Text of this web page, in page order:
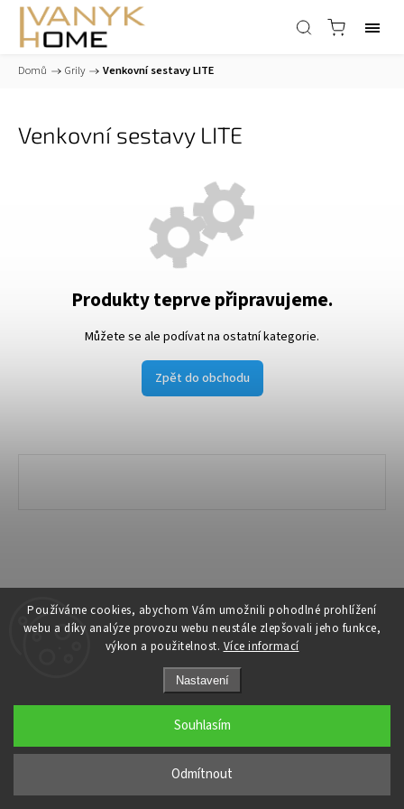
Používáme cookies, abychom Vám umožnili pohodlné prohlížení
webu a díky analýze provozu webu neustále zlepšovali jeho funkce,
výkon a použitelnost. Více informací
Nastavení
Odmítnout
Souhlasím
Domů / Grily / Venkovní sestavy LITE
Venkovní sestavy LITE
Produkty teprve připravujeme.
Můžete se ale podívat na ostatní kategorie.
Zpět do obchodu
Copyright 2026Ivanyk Home. Všechna práva vyhrazena.
Grafický návrh vytvořil a nakódoval Shoptak.cz